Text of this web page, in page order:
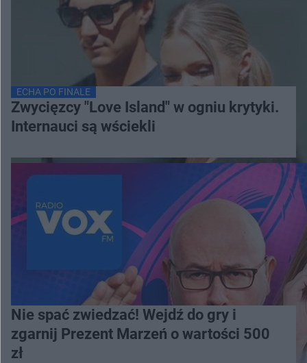
ECHA PO FINALE
Zwycięzcy "Love Island" w ogniu krytyki.
Internauci są wściekli
Nie spać zwiedzać! Wejdź do gry i
zgarnij Prezent Marzeń o wartości 500
zł